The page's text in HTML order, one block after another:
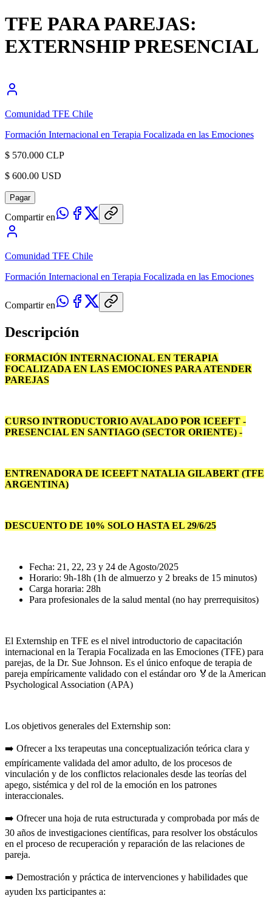
TFE PARA PAREJAS:
EXTERNSHIP PRESENCIAL
Comunidad TFE Chile
Formación Internacional en Terapia Focalizada en las Emociones
$ 570.000 CLP
$ 600.00 USD
Pagar
Compartir en
Comunidad TFE Chile
Formación Internacional en Terapia Focalizada en las Emociones
Compartir en
Descripción
FORMACIÓN INTERNACIONAL EN TERAPIA
FOCALIZADA EN LAS EMOCIONES PARA ATENDER
PAREJAS
CURSO INTRODUCTORIO AVALADO POR ICEEFT -
PRESENCIAL EN SANTIAGO (SECTOR ORIENTE) -
ENTRENADORA DE ICEEFT NATALIA GILABERT (TFE
ARGENTINA)
DESCUENTO DE 10% SOLO HASTA EL 29/6/25
Fecha: 21, 22, 23 y 24 de Agosto/2025
Horario: 9h-18h (1h de almuerzo y 2 breaks de 15 minutos)
Carga horaria: 28h
Para profesionales de la salud mental (no hay prerrequisitos)
El Externship en TFE es el nivel introductorio de capacitación
internacional en la Terapia Focalizada en las Emociones (TFE) para
parejas, de la Dr. Sue Johnson. Es el único enfoque de terapia de
pareja empíricamente validado con el estándar oro 🏅de la American
Psychological Association (APA)
Los objetivos generales del Externship son:
➡️ Ofrecer a lxs terapeutas una conceptualización teórica clara y
empíricamente validada del amor adulto, de los procesos de
vinculación y de los conflictos relacionales desde las teorías del
apego, sistémica y del rol de la emoción en los patrones
interaccionales.
➡️ Ofrecer una hoja de ruta estructurada y comprobada por más de
30 años de investigaciones científicas, para resolver los obstáculos
en el proceso de recuperación y reparación de las relaciones de
pareja.
➡️ Demostración y práctica de intervenciones y habilidades que
ayuden lxs participantes a: